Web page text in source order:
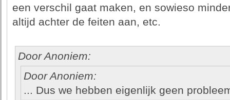
een verschil gaat maken, en sowieso
altijd achter de feiten aan, etc.
Door Anoniem:
Door Anoniem:
... Dus we hebben eigenlijk geen